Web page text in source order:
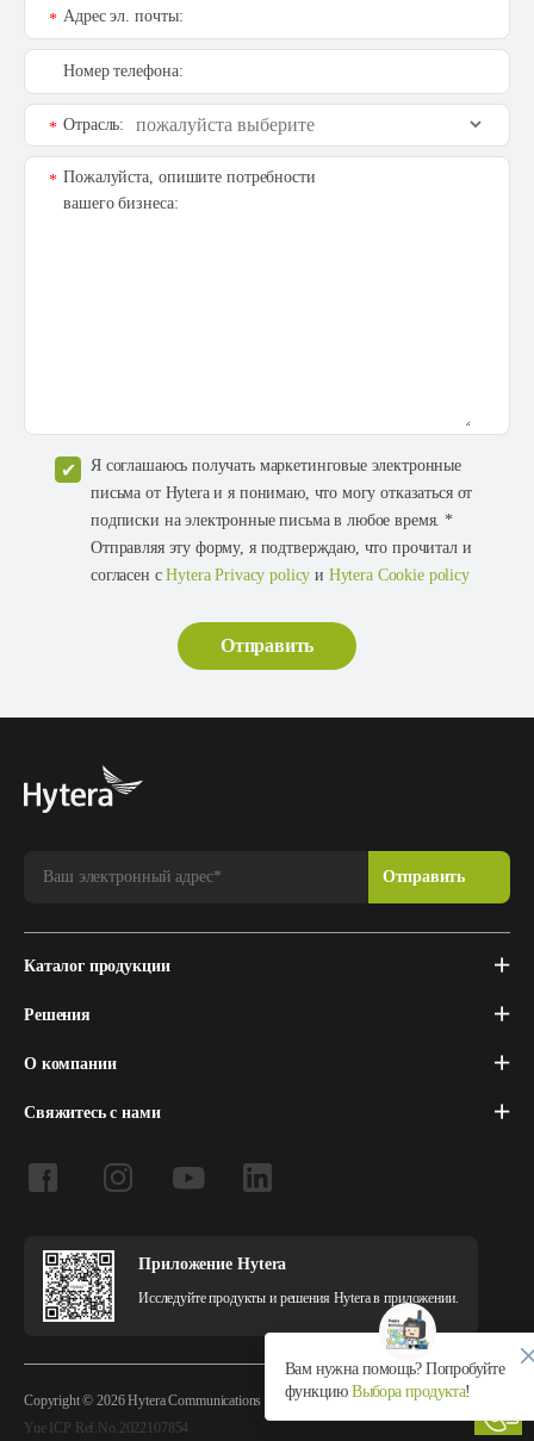
Адрес эл. почты:
*
Номер телефона:
Отрасль:
*
Пожалуйста, опишите потребности
вашего бизнеса:
*
Я соглашаюсь получать маркетинговые электронные
письма от Hytera и я понимаю, что могу отказаться от
подписки на электронные письма в любое время. *
Отправляя эту форму, я подтверждаю, что прочитал и
согласен сHytera Privacy policy и Hytera Cookie policy
Каталог продукции
Решения
О компании
Свяжитесь с нами
Приложение Hytera
Исследуйте продукты и решения Hytera в приложении.
Copyright © 2026 Hytera Communications Corporation Limited All Rights Reserved
Yue ICP Ref.No.2022107854
Вам нужна помощь? Попробуйте
функциюВыбора продукта!